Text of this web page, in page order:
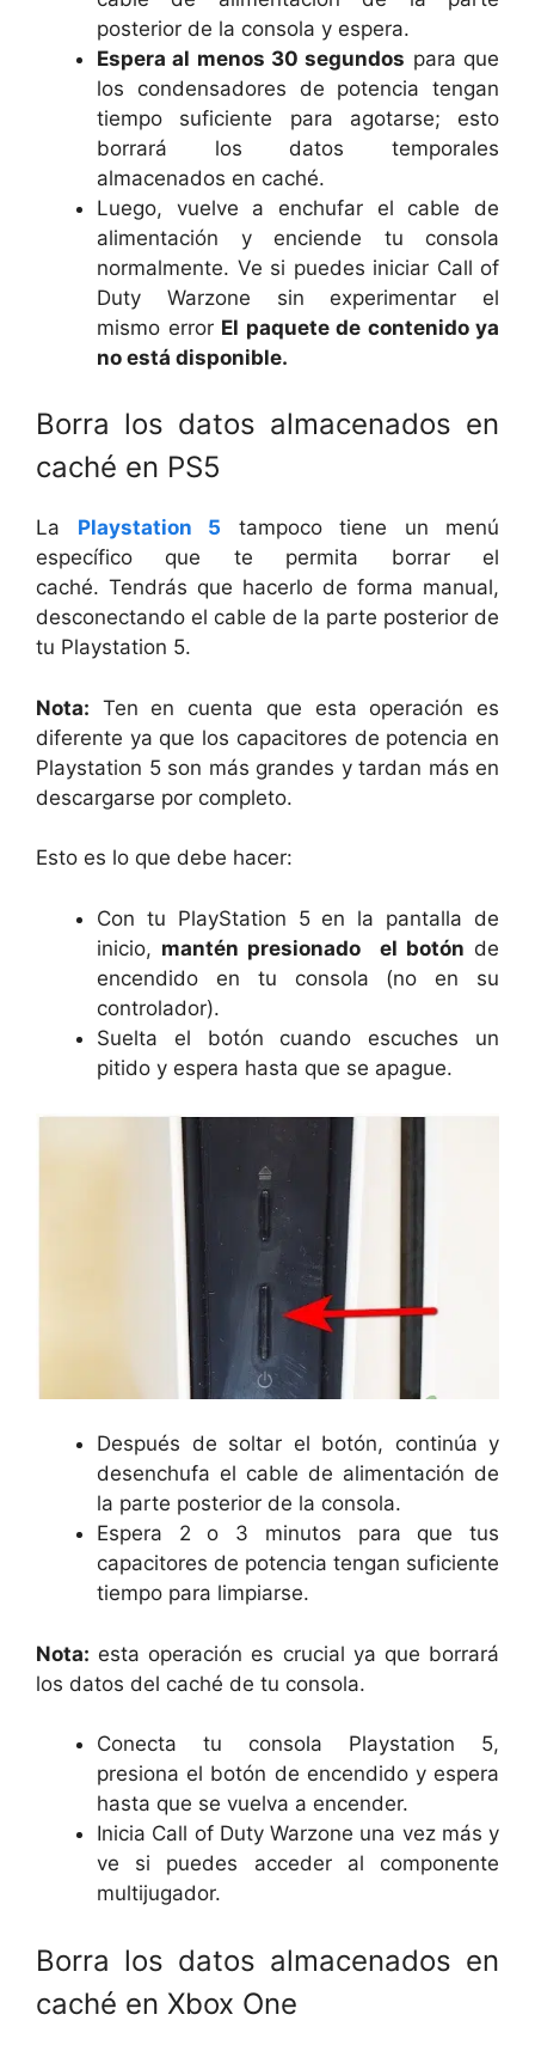
posterior de la consola y espera.
Espera al menos 30 segundos para que
los condensadores de potencia tengan
tiempo suficiente para agotarse; esto
borrará los datos temporales
almacenados en caché.
Luego, vuelve a enchufar el cable de
alimentación y enciende tu consola
normalmente. Ve si puedes iniciar Call of
Duty Warzone sin experimentar el
mismo error El paquete de contenido ya
no está disponible.
Borra los datos almacenados en
caché en PS5
La Playstation 5 tampoco tiene un menú
específico que te permita borrar el
caché. Tendrás que hacerlo de forma manual,
desconectando el cable de la parte posterior de
tu Playstation 5.
Nota: Ten en cuenta que esta operación es
diferente ya que los capacitores de potencia en
Playstation 5 son más grandes y tardan más en
descargarse por completo.
Esto es lo que debe hacer:
Con tu PlayStation 5 en la pantalla de
inicio, mantén presionado el botón de
encendido en tu consola (no en su
controlador).
Suelta el botón cuando escuches un
pitido y espera hasta que se apague.
Después de soltar el botón, continúa y
desenchufa el cable de alimentación de
la parte posterior de la consola.
Espera 2 o 3 minutos para que tus
capacitores de potencia tengan suficiente
tiempo para limpiarse.
Nota: esta operación es crucial ya que borrará
los datos del caché de tu consola.
Conecta tu consola Playstation 5,
presiona el botón de encendido y espera
hasta que se vuelva a encender.
Inicia Call of Duty Warzone una vez más y
ve si puedes acceder al componente
multijugador.
Borra los datos almacenados en
caché en Xbox One